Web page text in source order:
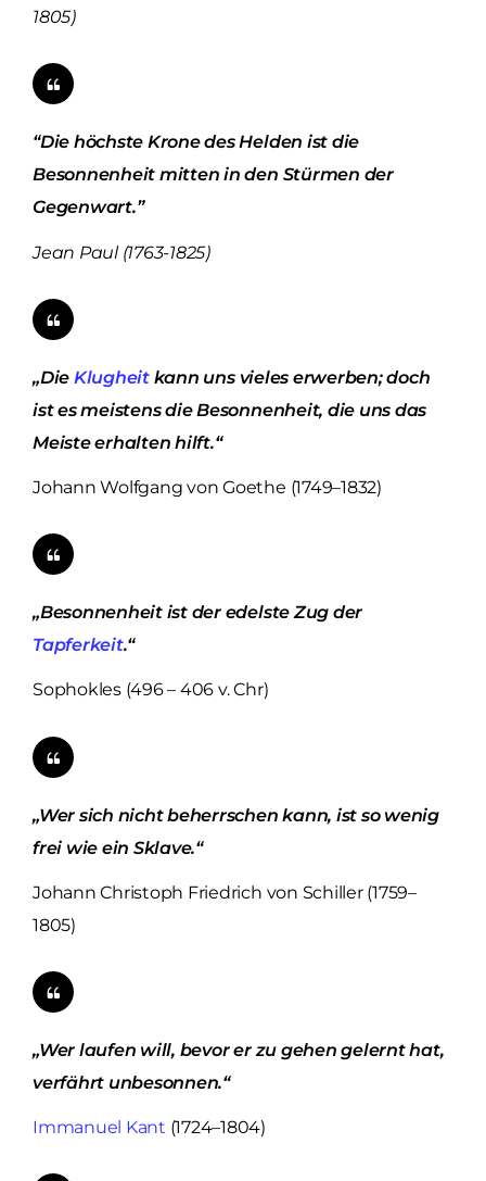
1805)
“Die höchste Krone des Helden ist die
Besonnenheit mitten in den Stürmen der
Gegenwart.”
Jean Paul (1763-1825)
„Die Klugheitkann uns vieles erwerben; doch
ist es meistens die Besonnenheit, die uns das
Meiste erhalten hilft.“
Johann Wolfgang von Goethe (1749–1832)
„Besonnenheit ist der edelste Zug der
Tapferkeit.“
Sophokles (496 – 406 v. Chr)
„Wer sich nicht beherrschen kann, ist so wenig
frei wie ein Sklave.“
Johann Christoph Friedrich von Schiller (1759–
1805)
„Wer laufen will, bevor er zu gehen gelernt hat,
verfährt unbesonnen.“
Immanuel Kant (1724–1804)